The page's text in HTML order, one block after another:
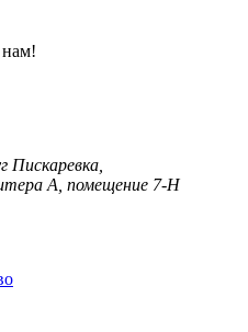
нам!
Пискаревка,
А, помещение 7-Н